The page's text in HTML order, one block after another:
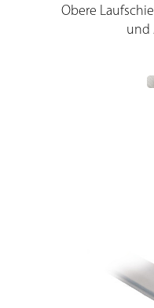
Obere
und